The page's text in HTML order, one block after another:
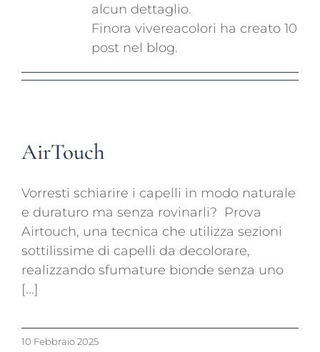
alcun dettaglio.
Finora vivereacolori ha creato 10
post nel blog.
AirTouch
Vorresti schiarire i capelli in modo naturale
e duraturo ma senza rovinarli?⁣ ⁣ Prova
Airtouch, una tecnica che utilizza sezioni
sottilissime di capelli da decolorare,
realizzando sfumature bionde senza uno
[...]
10 Febbraio 2025